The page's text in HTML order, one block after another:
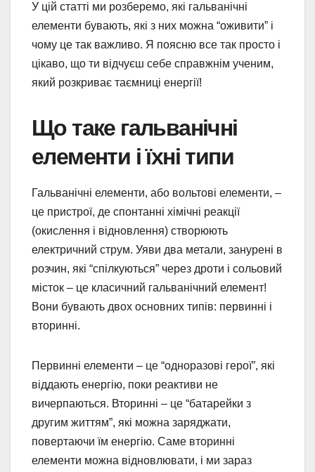
У цій статті ми розберемо, які гальванічні
елементи бувають, які з них можна “оживити” і
чому це так важливо. Я поясню все так просто і
цікаво, що ти відчуєш себе справжнім ученим,
який розкриває таємниці енергії!
Що таке гальванічні
елементи і їхні типи
Гальванічні елементи, або вольтові елементи, –
це пристрої, де спонтанні хімічні реакції
(окислення і відновлення) створюють
електричний струм. Уяви два метали, занурені в
розчин, які “спілкуються” через дроти і сольовий
місток – це класичний гальванічний елемент!
Вони бувають двох основних типів: первинні і
вторинні.
Первинні елементи – це “одноразові герої”, які
віддають енергію, поки реактиви не
вичерпаються. Вторинні – це “батарейки з
другим життям”, які можна заряджати,
повертаючи їм енергію. Саме вторинні
елементи можна відновлювати, і ми зараз